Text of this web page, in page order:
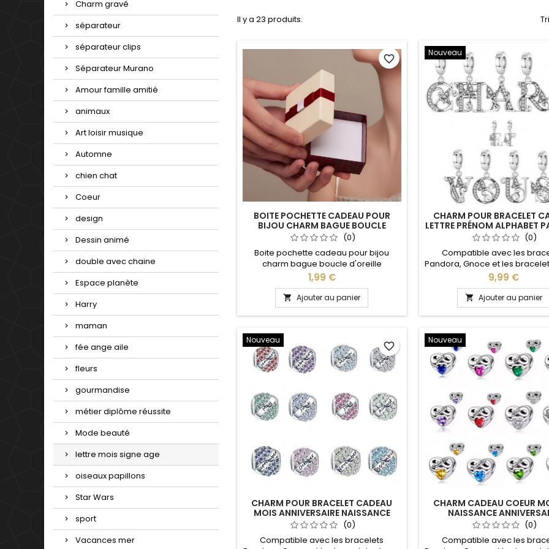
Charm gravé
séparateur
séparateur clips
Séparateur Murano
Amour famille amitié
animaux
Art loisir musique
Automne
chien chat
Coeur
design
Dessin animé
double avec chaine
Espace planète
Harry
maman
fée ange aile
fleurs
gourmandise
métier diplôme réussite
Mode beauté
lettre mois signe age
oiseaux papillons
Star Wars
sport
Vacances mer
Il y a 23 produits.
BOITE POCHETTE CADEAU POUR
BIJOU CHARM BAGUE BOUCLE
D'OREILLE (0)
Boite pochette cadeau pour bijou
charm bague boucle d'oreille
Dimension : 6 x 6 cm La boite permet
d'offrir bijoux, charms, bracelets dans
un magnifique écrin idéal pour : Noël,
Saint Valentin, anniversaire,
anniversaire de mariage, fête des
Prix
1,99 €
 Ajouter au panier
favorite_border
Nouveau
CHARM POUR BRACELET
LETTRE PRÉNOM ALPHABET
(0)
Compatible avec les
Pandora, Gnoce et les
de notre site idéal pour :
Valentin, anniversaire,
fête
Prix
9,99 €
 Ajouter au panier
Nouveau
CHARM POUR BRACELET CADEAU
MOIS ANNIVERSAIRE NAISSANCE
(0)
Compatible avec les bracelets
favorite_border
Nouveau
CHARM CADEAU COEUR
NAISSANCE
(0)
Compatible avec les